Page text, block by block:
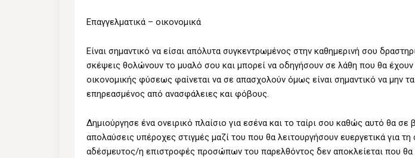
Επαγγελματικά – οικονομικά
Είναι σημαντικό να είσαι απόλυτα συγκεντρωμένος στην καθημερινή σου
σκέψεις θολώνουν το μυαλό σου και μπορεί να οδηγήσουν σε λάθη που θα
οικονομικής φύσεως φαίνεται να σε απασχολούν όμως είναι σημαντικό να μην τα
επηρεασμένος από ανασφάλειες και φόβους.
Δημιούργησε ένα ονειρικό πλαίσιο για εσένα και το ταίρι σου καθώς αυτό θα σε
απολαύσεις υπέροχες στιγμές μαζί του που θα λειτουργήσουν ευεργετικά για τη
αδέσμευτος/η επιστροφές προσώπων του παρελθόντος δεν αποκλείεται που θα